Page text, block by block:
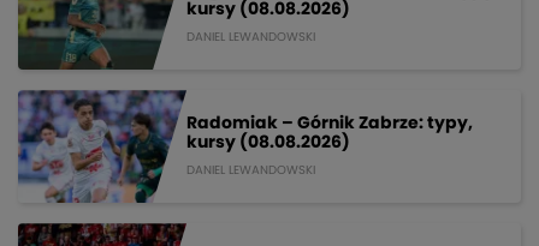
kursy (08.08.2026)
DANIEL LEWANDOWSKI
Radomiak – Górnik Zabrze: typy,
kursy (08.08.2026)
DANIEL LEWANDOWSKI